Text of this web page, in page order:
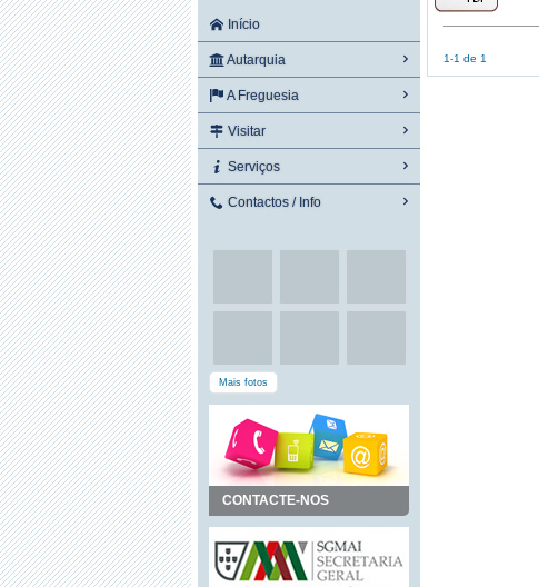
Início
Autarquia
A Freguesia
Visitar
Serviços
Contactos / Info
Mais fotos
CONTACTE-NOS
1-1 de 1